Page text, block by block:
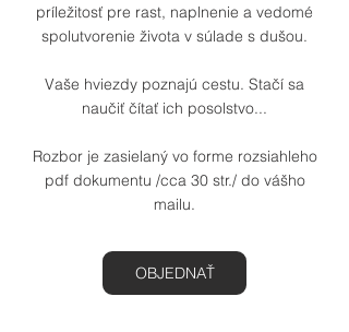
príležitosť pre rast, naplnenie a vedomé
spolutvorenie života v súlade s dušou.
Vaše hviezdy poznajú cestu. Stačí sa
naučiť čítať ich posolstvo...
Rozbor je zasielaný vo forme rozsiahleho
pdf dokumentu /cca 30 str./ do vášho
mailu.
OBJEDNAŤ